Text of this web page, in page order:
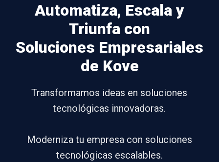
Automatiza, Escala y
Triunfa con
Soluciones Empresariales
de Kove
Transformamos ideas en soluciones
tecnológicas innovadoras.
Moderniza tu empresa con soluciones
tecnológicas escalables.